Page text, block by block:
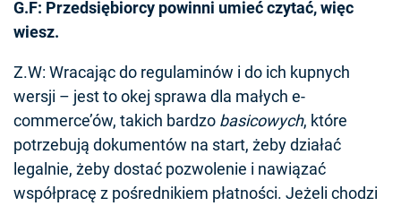
G.F: Przedsiębiorcy powinni umieć czytać, więc
wiesz.
Z.W: Wracając do regulaminów i do ich kupnych
wersji – jest to okej sprawa dla małych e-
commerce’ów, takich bardzo basicowych, które
potrzebują dokumentów na start, żeby działać
legalnie, żeby dostać pozwolenie i nawiązać
współpracę z pośrednikiem płatności. Jeżeli chodzi